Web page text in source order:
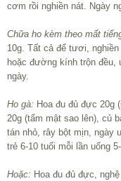
cơm rồi nghiền nát. Ngày
Chữa ho kèm theo mất
10g. Tất cả để tươi,
hoặc đường kính trộn đều,
ngày.
Ho gà: Hoa đu đủ đực 20g
20g (tẩm mật sao lên), củ
tán nhỏ, rây bột mịn, ngày
trẻ 6-10 tuổi mỗi lần uống
Hoặc: Hoa đu đủ đực,